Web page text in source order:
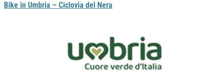
Bike in Umbria – Ciclovia del Nera